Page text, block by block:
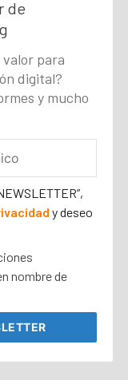
de
para
digital?
y mucho
y deseo
nombre de